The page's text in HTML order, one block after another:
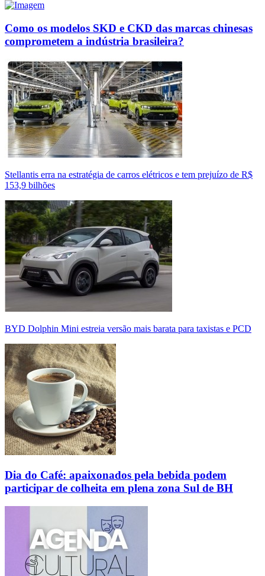
Como os modelos SKD e CKD das marcas chinesas
comprometem a indústria brasileira?
Stellantis erra na estratégia de carros elétricos e tem prejuízo de R$
153,9 bilhões
BYD Dolphin Mini estreia versão mais barata para taxistas e PCD
Dia do Café: apaixonados pela bebida podem
participar de colheita em plena zona Sul de BH